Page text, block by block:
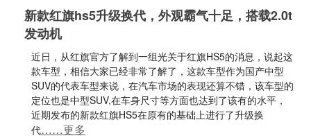
新款红旗hs5升级换代，外观霸气十足，搭载2.0t
发动机
近日，从红旗官方了解到一组光关于红旗HS5的消息，说起这
款车型，相信大家已经非常了解了，这款车型作为国产中型
SUV的代表车型来说，在汽车市场的表现还算不错，该车型的
定位也是中型SUV,在车身尺寸等方面也达到了该有的水平，
近期发布的新款红旗HS5在原有的基础上进行了升级换
代……更多